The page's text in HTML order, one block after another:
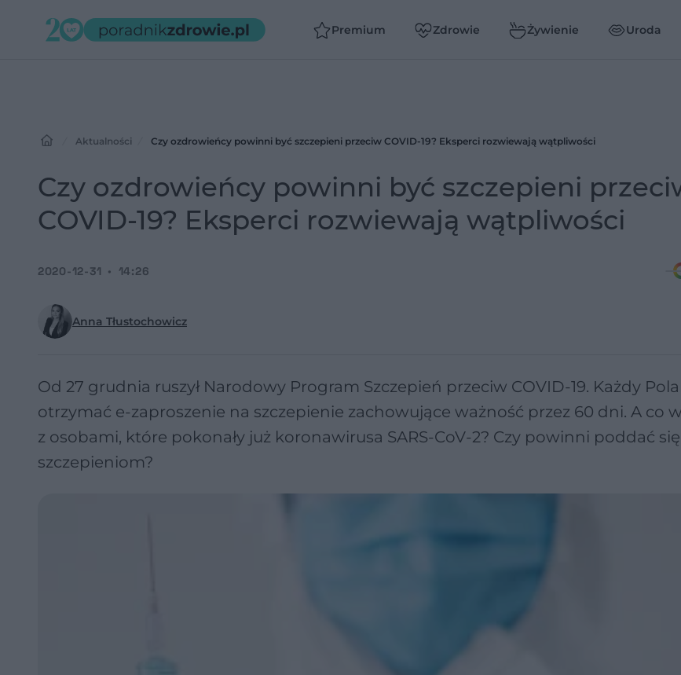
Premium Zdrowie Żywienie Uroda
Aktualności Czy ozdrowieńcy powinni być szczepieni przeciw COVID-19? Eksperci rozwiewają wątpliwości
Czy ozdrowieńcy powinni być szczepieni
COVID-19? Eksperci rozwiewają wątpliwości
Anna Tłustochowicz
2020-12-31 14:26
Od 27 grudnia ruszył Narodowy Program Szczepień przeciw COVID-19. Każdy
otrzymać e-zaproszenie na szczepienie zachowujące ważność przez 60 dni. A co
z osobami, które pokonały już koronawirusa SARS-CoV-2? Czy powinni poddać się
szczepieniom?